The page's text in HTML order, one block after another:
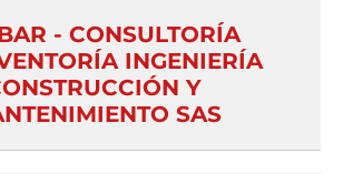
- CONSULTORÍA
INGENIERÍA
Y
SAS